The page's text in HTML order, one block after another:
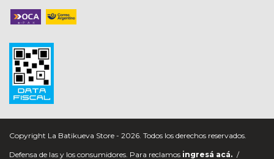
Copyright La Batikueva Store - 2026. Todos los derechos reservados.
Defensa de las y los consumidores. Para reclamos ingresá acá. /